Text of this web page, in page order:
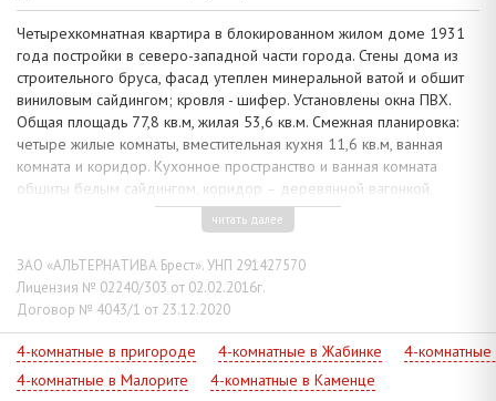
Четырехкомнатная квартира в блокированном жилом доме 1931
года постройки в северо-западной части города. Стены дома из
строительного бруса, фасад утеплен минеральной ватой и обшит
виниловым сайдингом; кровля - шифер. Установлены окна ПВХ.
Общая площадь 77,8 кв.м, жилая 53,6 кв.м. Смежная планировка:
четыре жилые комнаты, вместительная кухня 11,6 кв.м, ванная
комната и коридор. Кухонное пространство и ванная комната
обшиты белым сайдингом, коридор – деревянной вагонкой,
сохранены балочные потолки 2,70 м, полы – доска. В комнатах
требуется внутренняя отделка.
Коммуникации: электричество, газ (отопление - газовый котел),
водоснабжение, - централизованные, канализация – автономная.
Телефонизация.
Земельный участок площадью 0,0750 га огорожен забором, растут
многолетние плодовые деревья. В аренде дополнительный
земельный участок 0,0400 га для ведения огородничества.
читать далее
ЗАО «АЛЬТЕРНАТИВА Брест». УНП 291427570
Лицензия № 02240/303 от 02.02.2016г.
Договор № 4043/1 от 23.12.2020
4-комнатные в пригороде 4-комнатные в Жабинке
4-
4-комнатные в Малорите
4-комнатные в Каменце